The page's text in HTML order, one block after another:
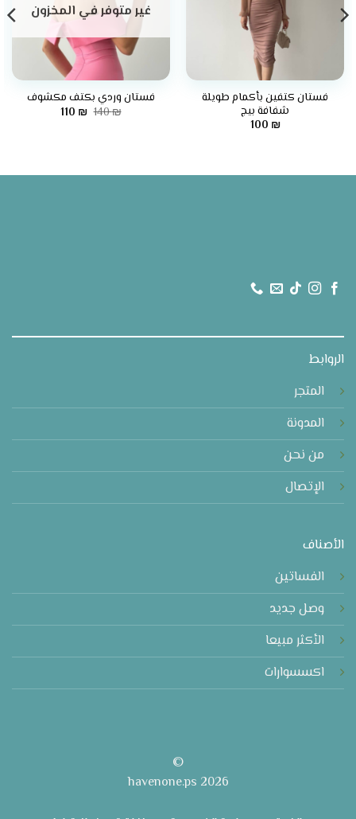
فستان كتفين بأكمام طويلة
شفافة بيج
100 ₪
غير متوفر في المخزون
فستان وردي بكتف مكشوف
140₪ السعر
110 ₪ السعر
الروابط
المتجر
المدونة
من نحن
الإتصال
الأصناف
الفساتين
وصل جديد
الأكثر مبيعا
اكسسوارات
©
2026 havenone.ps